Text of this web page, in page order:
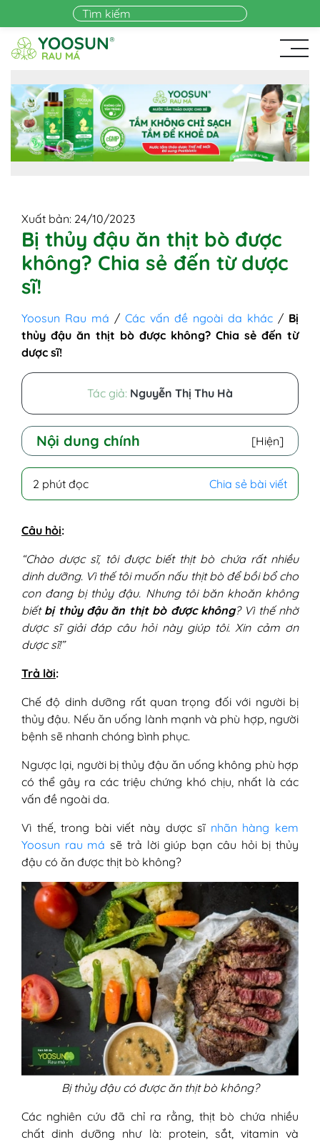
Skip to main content
Xuất bản: 24/10/2023
Bị thủy đậu ăn thịt bò được
không? Chia sẻ đến từ dược
sĩ!
Yoosun Rau má / Các vấn đề ngoài da khác / Bị
thủy đậu ăn thịt bò được không? Chia sẻ đến từ
dược sĩ!
Tác giả: Nguyễn Thị Thu Hà
Nội dung chính [Hiện]
2 phút đọc Chia sẻ bài viết
Câu hỏi:
“Chào dược sĩ, tôi được biết thịt bò chứa rất nhiều
dinh dưỡng. Vì thế tôi muốn nấu thịt bò để bồi bổ cho
con đang bị thủy đậu. Nhưng tôi băn khoăn không
biết bị thủy đậu ăn thịt bò được không? Vì thế nhờ
dược sĩ giải đáp câu hỏi này giúp tôi. Xin cảm ơn
dược sĩ!”
Trả lời:
Chế độ dinh dưỡng rất quan trọng đối với người bị
thủy đậu. Nếu ăn uống lành mạnh và phù hợp, người
bệnh sẽ nhanh chóng bình phục.
Ngược lại, người bị thủy đậu ăn uống không phù hợp
có thể gây ra các triệu chứng khó chịu, nhất là các
vấn đề ngoài da.
Vì thế, trong bài viết này dược sĩ nhãn hàng kem
Yoosun rau má sẽ trả lời giúp bạn câu hỏi bị thủy
đậu có ăn được thịt bò không?
Bị thủy đậu có được ăn thịt bò không?
Các nghiên cứu đã chỉ ra rằng, thịt bò chứa nhiều
chất dinh dưỡng như là: protein, sắt, vitamin và